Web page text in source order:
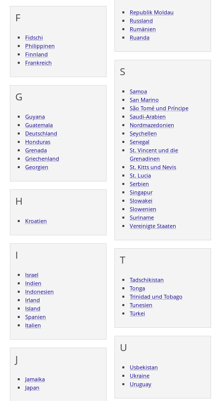
F
Fidschi
Philippinen
Finnland
Frankreich
G
Guyana
Guatemala
Deutschland
Honduras
Grenada
Griechenland
Georgien
H
Kroatien
I
Israel
Indien
Indonesien
Irland
Island
Spanien
Italien
J
Jamaika
Japan
Republik Moldau
Russland
Rumänien
Ruanda
S
Samoa
San Marino
São Tomé und Príncipe
Saudi-Arabien
Nordmazedonien
Seychellen
Senegal
St. Vincent und die
Grenadinen
St. Kitts und Nevis
St. Lucia
Serbien
Singapur
Slowakei
Slowenien
Suriname
Vereinigte Staaten
T
Tadschikistan
Tonga
Trinidad und Tobago
Tunesien
Türkei
U
Usbekistan
Ukraine
Uruguay